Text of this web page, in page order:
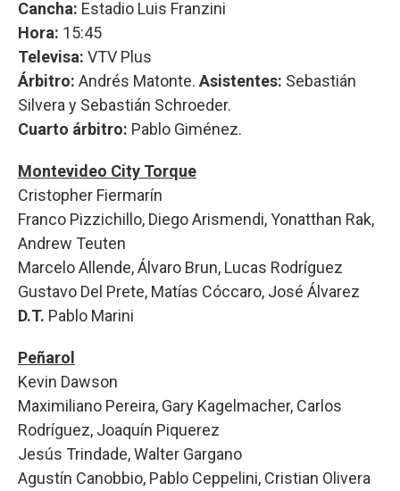
Cancha: Estadio Luis Franzini
Hora: 15:45
Televisa: VTV Plus
Árbitro: Andrés Matonte. Asistentes: Sebastián
Silvera y Sebastián Schroeder.
Cuarto árbitro: Pablo Giménez.
Montevideo City Torque
Cristopher Fiermarín
Franco Pizzichillo, Diego Arismendi, Yonatthan Rak,
Andrew Teuten
Marcelo Allende, Álvaro Brun, Lucas Rodríguez
Gustavo Del Prete, Matías Cóccaro, José Álvarez
D.T. Pablo Marini
Peñarol
Kevin Dawson
Maximiliano Pereira, Gary Kagelmacher, Carlos
Rodríguez, Joaquín Piquerez
Jesús Trindade, Walter Gargano
Agustín Canobbio, Pablo Ceppelini, Cristian Olivera